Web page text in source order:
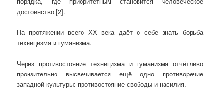
достоинство [2].
На протяжении всего ХХ века даёт о себе знать борьба
техницизма и гуманизма.
Через противостояние техницизма и гуманизма отчётливо
пронзительно высвечивается ещё одно противоречие
западной культуры: противостояние свободы и насилия.